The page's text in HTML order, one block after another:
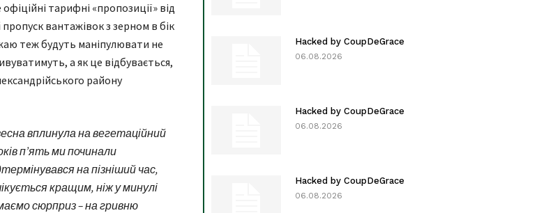
тарифні «пропозиції» від
вантажівок з зерном в бік
теж будуть маніпулювати не
а як це відбувається,
району
вплинула на вегетаційний
п’ять ми починали
на пізніший час,
кращим, ніж у минулі
сюрприз – на гривню
Hacked by CoupDeGrace
06.08.2026
Hacked by CoupDeGrace
06.08.2026
Hacked by CoupDeGrace
06.08.2026